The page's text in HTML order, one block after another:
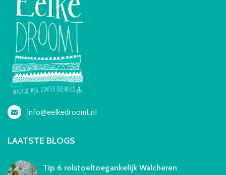
info@eelkedroomt.nl
LAATSTE BLOGS
Tip 6 rolstoeltoegankelijk Walcheren